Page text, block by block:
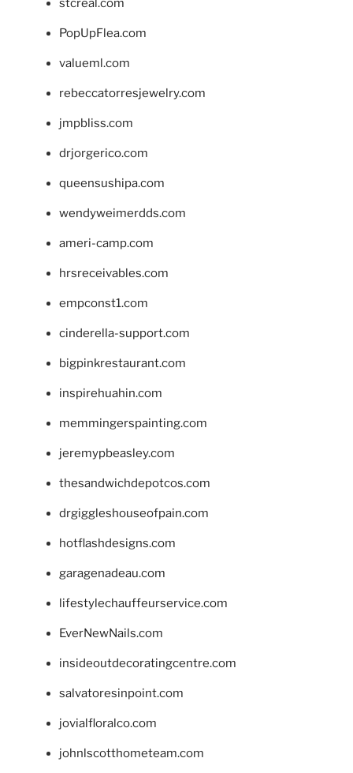
stcreal.com
PopUpFlea.com
valueml.com
rebeccatorresjewelry.com
jmpbliss.com
drjorgerico.com
queensushipa.com
wendyweimerdds.com
ameri-camp.com
hrsreceivables.com
empconst1.com
cinderella-support.com
bigpinkrestaurant.com
inspirehuahin.com
memmingerspainting.com
jeremypbeasley.com
thesandwichdepotcos.com
drgiggleshouseofpain.com
hotflashdesigns.com
garagenadeau.com
lifestylechauffeurservice.com
EverNewNails.com
insideoutdecoratingcentre.com
salvatoresinpoint.com
jovialfloralco.com
johnlscotthometeam.com